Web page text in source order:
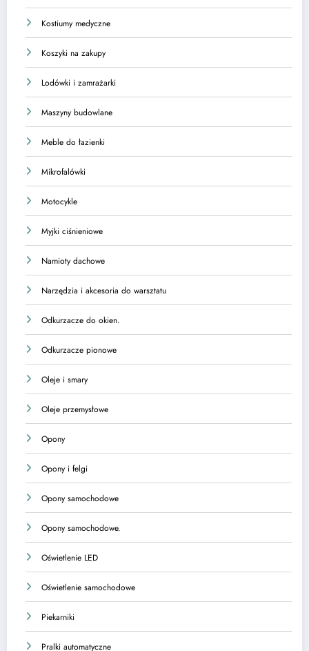
Kostiumy medyczne
Koszyki na zakupy
Lodówki i zamrażarki
Maszyny budowlane
Meble do łazienki
Mikrofalówki
Motocykle
Myjki ciśnieniowe
Namioty dachowe
Narzędzia i akcesoria do warsztatu
Odkurzacze do okien.
Odkurzacze pionowe
Oleje i smary
Oleje przemysłowe
Opony
Opony i felgi
Opony samochodowe
Opony samochodowe.
Oświetlenie LED
Oświetlenie samochodowe
Piekarniki
Pralki automatyczne